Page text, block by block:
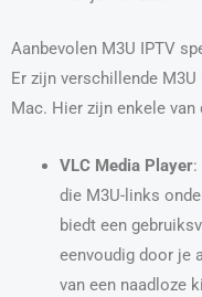
Aanbevolen M3U IPTV
Er zijn verschillende
Mac. Hier zijn enkele van
VLC Media Player:
die M3U-links
biedt een
eenvoudig door je
van een naadloze